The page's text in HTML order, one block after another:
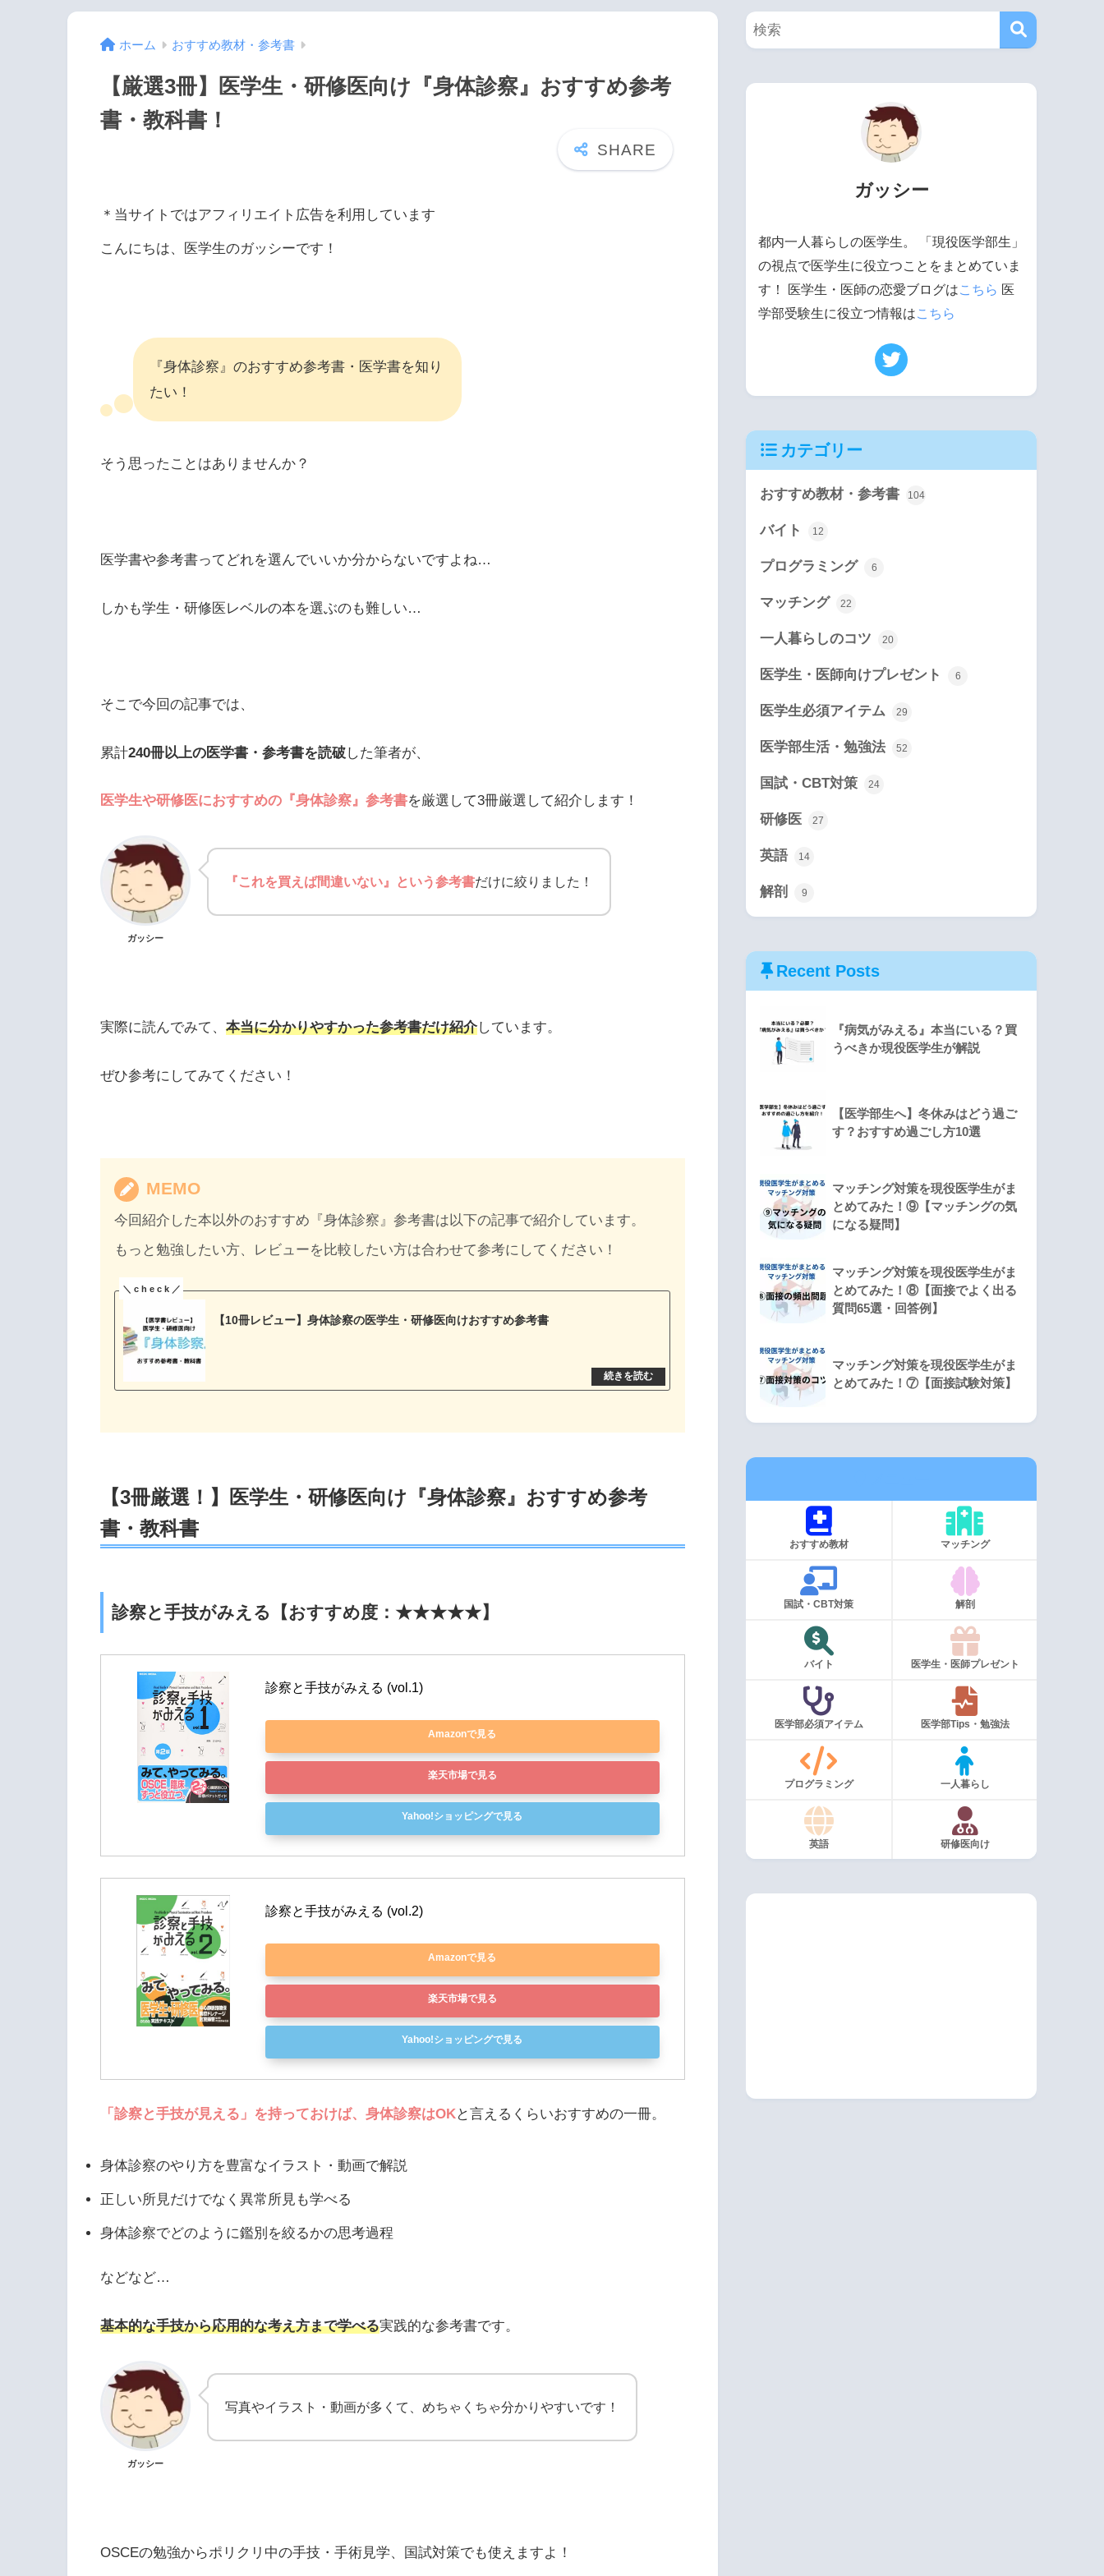
ホーム おすすめ教材・参考書
【厳選3冊】医学生・研修医向け『身体診察』おすすめ参考
書・教科書！
＊当サイトではアフィリエイト広告を利用しています
こんにちは、医学生のガッシーです！
『身体診察』のおすすめ参考書・医学書を知り
たい！
そう思ったことはありませんか？
医学書や参考書ってどれを選んでいいか分からないですよね…
しかも学生・研修医レベルの本を選ぶのも難しい…
そこで今回の記事では、
累計240冊以上の医学書・参考書を読破した筆者が、
医学生や研修医におすすめの『身体診察』参考書を厳選して3冊厳選して紹介します！
ガッシー
『これを買えば間違いない』という参考書だけに絞りました！
実際に読んでみて、 本当に分かりやすかった参考書だけ紹介しています。
ぜひ参考にしてみてください！
MEMO
今回紹介した本以外のおすすめ『身体診察』参考書は以下の記事で紹介しています。
もっと勉強したい方、レビューを比較したい方は合わせて参考にしてください！
【10冊レビュー】身体診察の医学生・研修医向けおすすめ参考書
【3冊厳選！】医学生・研修医向け『身体診察』おすすめ参考
書・教科書
診察と手技がみえる【おすすめ度：★★★★★】
診察と手技がみえる (vol.1)
Amazonで見る
楽天市場で見る
Yahoo!ショッピングで見る
診察と手技がみえる (vol.2)
Amazonで見る
楽天市場で見る
Yahoo!ショッピングで見る
「診察と手技が見える」を持っておけば、身体診察はOKと言えるくらいおすすめの一冊。
身体診察のやり方を豊富なイラスト・動画で解説
正しい所見だけでなく異常所見も学べる
身体診察でどのように鑑別を絞るかの思考過程
などなど…
基本的な手技から応用的な考え方まで学べる実践的な参考書です。
ガッシー
写真やイラスト・動画が多くて、めちゃくちゃ分かりやすいです！
OSCEの勉強からポリクリ中の手技・手術見学、国試対策でも使えますよ！
ガッシー
都内一人暮らしの医学生。 「現役医学部生」
の視点で医学生に役立つことをまとめていま
す！ 医学生・医師の恋愛ブログはこちら 医
学部受験生に役立つ情報はこちら
カテゴリー
おすすめ教材・参考書 104
バイト 12
プログラミング 6
マッチング 22
一人暮らしのコツ 20
医学生・医師向けプレゼント 6
医学生必須アイテム 29
医学部生活・勉強法 52
国試・CBT対策 24
研修医 27
英語 14
解剖 9
Recent Posts
『病気がみえる』本当にいる？買
うべきか現役医学生が解説
【医学部生へ】冬休みはどう過ご
す？おすすめ過ごし方10選
マッチング対策を現役医学生がま
とめてみた！⑨【マッチングの気
になる疑問】
マッチング対策を現役医学生がま
とめてみた！⑧【面接でよく出る
質問65選・回答例】
マッチング対策を現役医学生がま
とめてみた！⑦【面接試験対策】
おすすめ教材 マッチング
国試・CBT対策 解剖
バイト 医学生・医師プレゼント
医学部必須アイテム 医学部Tips・勉強法
プログラミング 一人暮らし
英語 研修医向け